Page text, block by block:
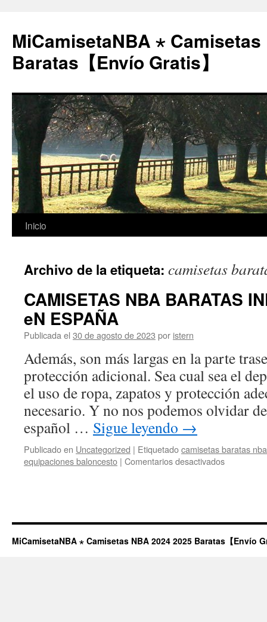
MiCamisetaNBA ⋆ Camisetas
Baratas【Envío Gratis】
Saltar
contenido
Inicio
Archivo de la etiqueta: camisetas
CAMISETAS NBA BARATAS
eN ESPAÑA
Publicada el 30 de agosto de 2023 por istern
Además, son más largas en la parte
protección adicional. Sea cual sea el
el uso de ropa, zapatos y protección
necesario. Y no nos podemos olvidar
español … Sigue leyendo →
Publicado en Uncategorized | Etiquetadocamisetas baratas nba
equipaciones baloncesto | Comentarios desactivadosen
PACERS
ESPAÑA
MiCamisetaNBA ⋆ Camisetas NBA 2024 2025 Baratas【Envío